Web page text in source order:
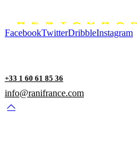
FacebookTwitterDribbleInstagram
+33 1 60 61 85 36
info@ranifrance.com